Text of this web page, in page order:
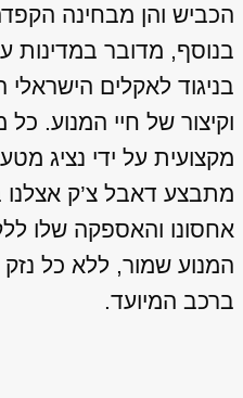
הכביש והן מבחינה
בנוסף, מדובר במדינות
בניגוד לאקלים
וקיצור של חיי המנוע.
מקצועית על ידי נציג
מתבצע דאבל צ’ק
אחסונו והאספקה שלו
המנוע שמור, ללא כל נזק
ברכב המיועד.